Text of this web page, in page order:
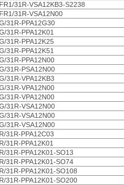
31R-VSA12KB3-S2238
31R-VSA12N00
31R-PPA12G30
31R-PPA12K01
31R-PPA12K25
31R-PPA12K51
31R-PPA12N00
31R-PSA12N00
31R-VPA12KB3
31R-VPA12N00
31R-VPA12N00
31R-VSA12N00
31R-VSA12N00
31R-VSA12N00
31R-PPA12C03
31R-PPA12K01
31R-PPA12K01-SO13
31R-PPA12K01-SO74
31R-PPA12K01-SO108
31R-PPA12K01-SO200